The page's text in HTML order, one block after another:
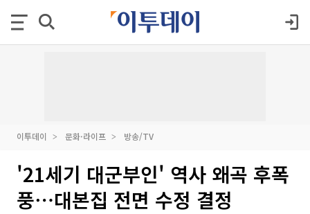
이투데이 문화·라이프 방송/TV
'21세기 대군부인' 역사 왜곡 후폭
풍⋯대본집 전면 수정 결정